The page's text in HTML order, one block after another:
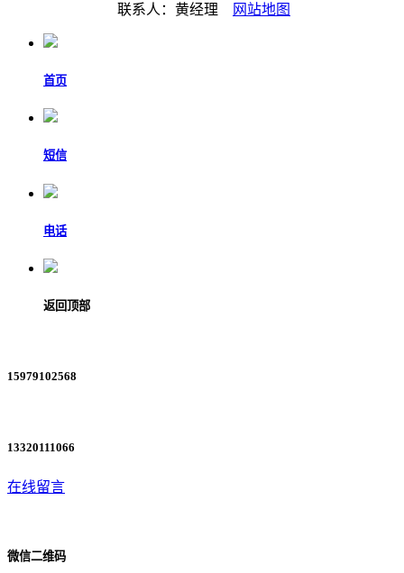
联系人：黄经理 网站地图
首页
短信
电话
返回顶部
15979102568
13320111066
在线留言
微信二维码